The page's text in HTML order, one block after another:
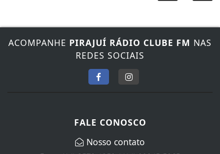
PIRAJUÍ RÁDIO CLUBE FM
Nosso contato